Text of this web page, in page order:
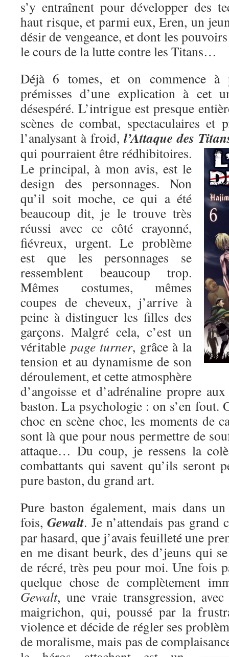
s’y entraînent pour développer des
haut risque, et parmi eux, Eren, un
désir de vengeance, et dont les
le cours de la lutte contre les Titans…
Déjà 6 tomes, et on commence à
prémisses d’une explication à cet
désespéré. L’intrigue est presque
scènes de combat, spectaculaires et
l’analysant à froid, l’Attaque des
qui pourraient être rédhibitoires.
Le principal, à mon avis, est le
design des personnages. Non
qu’il soit moche, ce qui a été
beaucoup dit, je le trouve très
réussi avec ce côté crayonné,
fiévreux, urgent. Le problème
est que les personnages se
ressemblent beaucoup trop.
Mêmes costumes, mêmes
coupes de cheveux, j’arrive à
peine à distinguer les filles des
garçons. Malgré cela, c’est un
véritable page turner, grâce à la
tension et au dynamisme de son
déroulement, et cette atmosphère
d’angoisse et d’adrénaline propre
baston. La psychologie : on s’en fout.
choc en scène choc, les moments de
sont là que pour nous permettre de
attaque… Du coup, je ressens la
combattants qui savent qu’ils seront
pure baston, du grand art.
Pure baston également, mais dans
fois,Gewalt. Je n’attendais pas grand
par hasard, que j’avais feuilleté une
en me disant beurk, des d’jeuns qui
de récré, très peu pour moi. Une fois
quelque chose de complètement
Gewalt, une vraie transgression,
maigrichon, qui, poussé par la
violence et décide de régler ses
de moralisme, mais pas de